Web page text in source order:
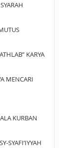
KARYA
MENCARI
KURBAN
SYAFI’IYYAH